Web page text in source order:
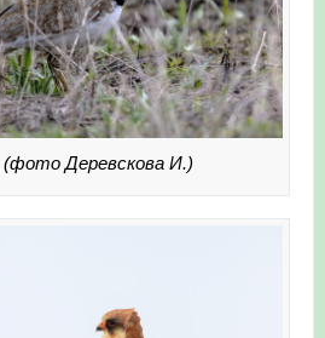
Деревскова И.)